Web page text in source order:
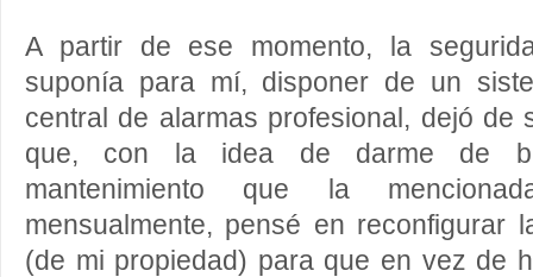
A partir de ese momento, la
suponía para mí, disponer de un
central de alarmas profesional, dejó de
que, con la idea de darme de
mantenimiento que la
mensualmente, pensé en reconfigurar
(de mi propiedad) para que en vez de